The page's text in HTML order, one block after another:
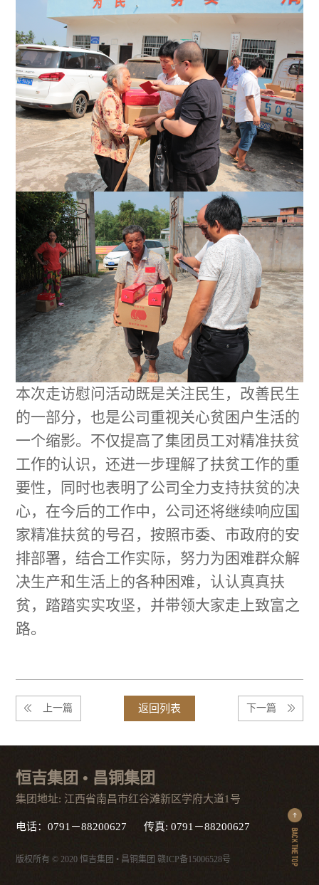
本次走访慰问活动既是关注民生，改善民生
的一部分，也是公司重视关心贫困户生活的
一个缩影。不仅提高了集团员工对精准扶贫
工作的认识，还进一步理解了扶贫工作的重
要性，同时也表明了公司全力支持扶贫的决
心，在今后的工作中，公司还将继续响应国
家精准扶贫的号召，按照市委、市政府的安
排部署，结合工作实际，努力为困难群众解
决生产和生活上的各种困难，认认真真扶
贫，踏踏实实攻坚，并带领大家走上致富之
路。
上一篇 返回列表 下一篇
恒吉集团 • 昌铜集团
集团地址: 江西省南昌市红谷滩新区学府大道1号
电话：0791－88200627 传真: 0791－88200627
版权所有 © 2020 恒吉集团 • 昌铜集团赣ICP备15006528号